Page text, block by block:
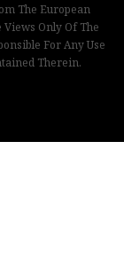
The European
Only Of The
For Any Use
Therein.